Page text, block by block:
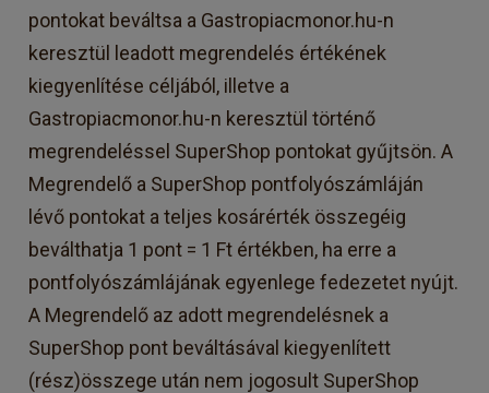
pontokat beváltsa a Gastropiacmonor.hu-n
keresztül leadott megrendelés értékének
kiegyenlítése céljából, illetve a
Gastropiacmonor.hu-n keresztül történő
megrendeléssel SuperShop pontokat gyűjtsön. A
Megrendelő a SuperShop pontfolyószámláján
lévő pontokat a teljes kosárérték összegéig
beválthatja 1 pont = 1 Ft értékben, ha erre a
pontfolyószámlájának egyenlege fedezetet nyújt.
A Megrendelő az adott megrendelésnek a
SuperShop pont beváltásával kiegyenlített
(rész)összege után nem jogosult SuperShop